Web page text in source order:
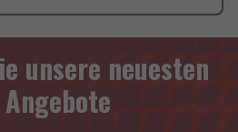
unsere neuesten